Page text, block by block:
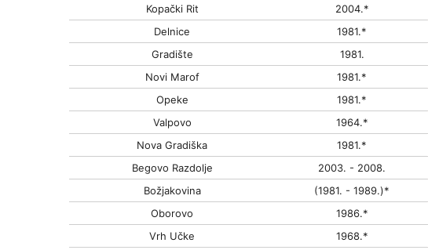
Kopački Rit 2004.*
Delnice
1981.*
Gradište
1981.
Novi Marof
1981.*
Opeke
1981.*
Valpovo
1964.*
Nova Gradiška
1981.*
Begovo Razdolje
2003. - 2008.
Božjakovina
(1981. - 1989.)*
Oborovo
1986.*
Vrh Učke
1968.*